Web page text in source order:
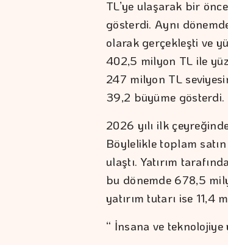
TL’ye ulaşarak bir
gösterdi. Aynı
olarak gerçekleşti ve
402,5 milyon TL ile
247 milyon TL
39,2 büyüme gösterdi.
2026 yılı ilk
Böylelikle toplam
ulaştı. Yatırım
bu dönemde 678,5
yatırım tutarı ise 11,4
“ İnsana ve teknolojiye